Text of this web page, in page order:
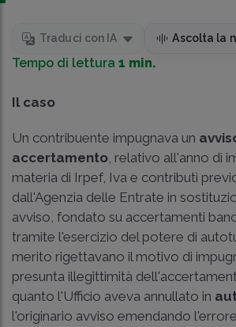
Traduci con IA Ascolta la
Tempo di lettura 1 min.
Il caso
Un contribuente impugnava un
accertamento, relativo all'anno di
materia di Irpef, Iva e contributi
dall'Agenzia delle Entrate in
avviso, fondato su accertamenti
tramite l'esercizio del potere di
merito rigettavano il motivo di
presunta illegittimità
quanto l'Ufficio aveva annullato in
l'originario avviso emendando